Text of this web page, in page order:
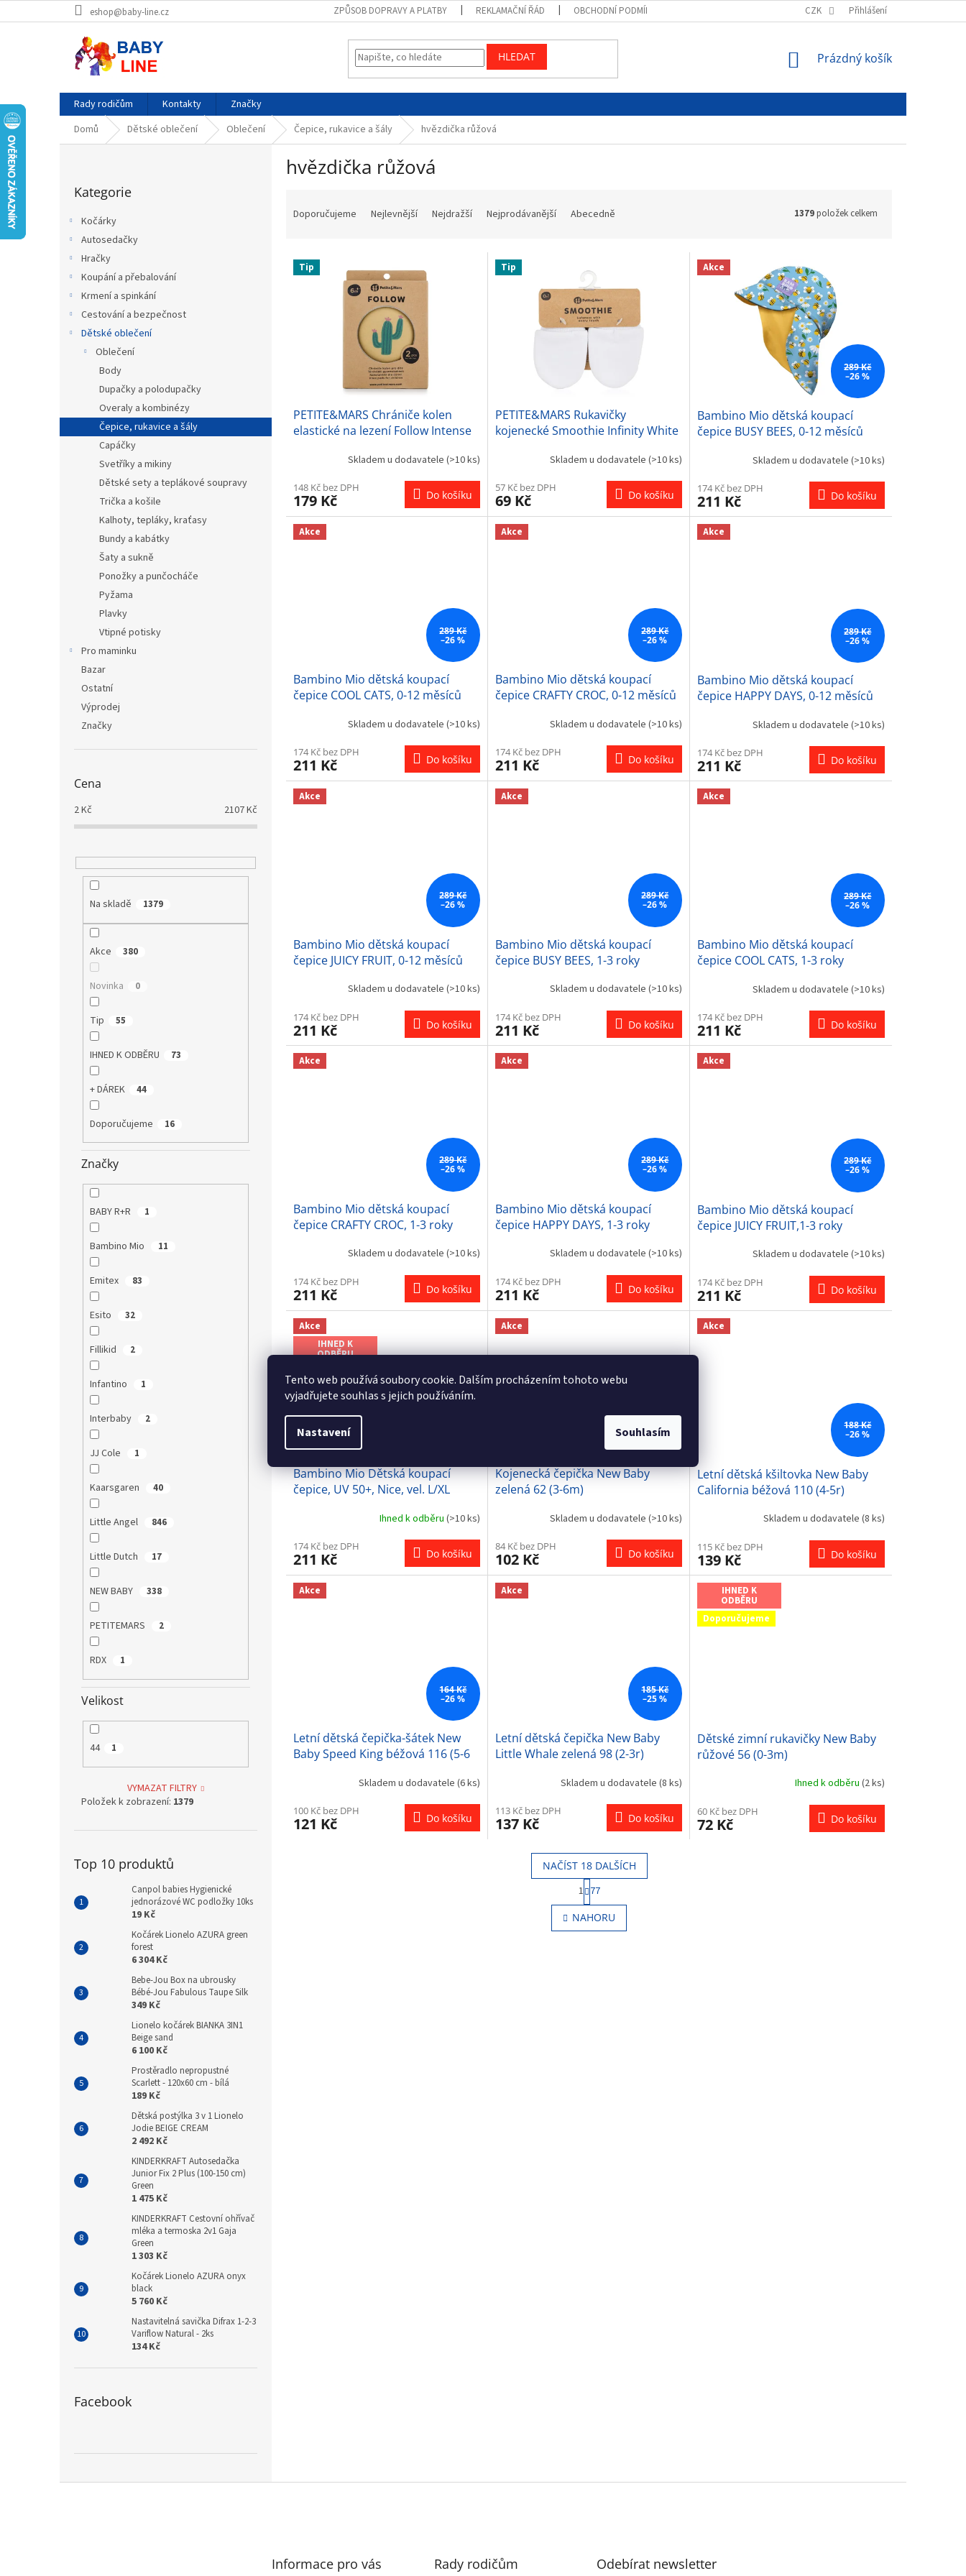
Tento web používá soubory cookie. Dalším procházením tohoto webu
vyjadřujete souhlas s jejich používáním.
Nastavení Souhlasím
na
eshop@baby-line.cz ZPŮSOB DOPRAVY A PLATBY REKLAMAČNÍ ŘÁD OBCHODNÍ PODMÍNKY PODMÍNKY OCHRANY OSOBNÍCH ÚDAJŮ
CZK Přihlášení
HLEDAT
NÁKUPNÍ
Prázdný košík
Rady rodičům Kontakty
Značky
Domů
Dětské oblečení Oblečení Čepice, rukavice a šály hvězdička růžová
kategorie
Kategorie
Kočárky
Autosedačky
Hračky
Koupání a přebalování
Krmení a spinkání
Cestování a bezpečnost
Dětské oblečení
Oblečení
Body
Dupačky a polodupačky
Overaly a kombinézy
Čepice, rukavice a šály
Capáčky
Svetříky a mikiny
Dětské sety a teplákové soupravy
Trička a košile
Kalhoty, tepláky, kraťasy
Bundy a kabátky
Šaty a sukně
Ponožky a punčocháče
Pyžama
Plavky
Vtipné potisky
Pro maminku
Bazar
Ostatní
Výprodej
Značky
Cena
2Kč 2107Kč
Na skladě 1379
Akce 380
Novinka 0
Tip 55
IHNED K ODBĚRU 73
+ DÁREK 44
Doporučujeme 16
Značky
BABY R+R 1
Bambino Mio 11
Emitex 83
Esito 32
Fillikid 2
Infantino 1
Interbaby 2
JJ Cole 1
Kaarsgaren 40
Little Angel 846
Little Dutch 17
NEW BABY 338
PETITEMARS 2
RDX 1
Velikost
44 1
VYMAZAT FILTRY
Položek k zobrazení: 1379
Top 10 produktů
Canpol babies Hygienické
jednorázové WC podložky 10ks
19 Kč
Kočárek Lionelo AZURA green
forest
6 304 Kč
Bebe-Jou Box na ubrousky
Bébé-Jou Fabulous Taupe Silk
349 Kč
Lionelo kočárek BIANKA 3IN1
Beige sand
6 100 Kč
Prostěradlo nepropustné
Scarlett - 120x60 cm - bílá
189 Kč
Dětská postýlka 3 v 1 Lionelo
Jodie BEIGE CREAM
2 492 Kč
KINDERKRAFT Autosedačka
Junior Fix 2 Plus (100-150 cm)
Green
1 475 Kč
KINDERKRAFT Cestovní ohřívač
mléka a termoska 2v1 Gaja
Green
1 303 Kč
Kočárek Lionelo AZURA onyx
black
5 760 Kč
Nastavitelná savička Difrax 1-2-3
Variflow Natural - 2ks
134 Kč
Facebook
hvězdička růžová
n
Doporučujeme Nejlevnější Nejdražší Nejprodávanější Abecedně 1379položek celkem
V Tip
PETITE&MARS Chrániče kolen
elastické na lezení Follow Intense
Skladem u dodavatele (>10 ks)
148 Kč bez DPH
179 Kč Do košíku
Tip
PETITE&MARS Rukavičky
kojenecké Smoothie Infinity White
Skladem u dodavatele (>10 ks)
57 Kč bez DPH
69 Kč Do košíku
Akce
289 Kč
–26 %
Bambino Mio dětská koupací
čepice BUSY BEES, 0-12 měsíců
Skladem u dodavatele (>10 ks)
174 Kč bez DPH
211 Kč Do košíku
Akce
289 Kč
–26 %
Bambino Mio dětská koupací
čepice COOL CATS, 0-12 měsíců
Skladem u dodavatele (>10 ks)
174 Kč bez DPH
211 Kč Do košíku
Akce
289 Kč
–26 %
Bambino Mio dětská koupací
čepice CRAFTY CROC, 0-12 měsíců
Skladem u dodavatele (>10 ks)
174 Kč bez DPH
211 Kč Do košíku
Akce
289 Kč
–26 %
Bambino Mio dětská koupací
čepice HAPPY DAYS, 0-12 měsíců
Skladem u dodavatele (>10 ks)
174 Kč bez DPH
211 Kč Do košíku
Akce
289 Kč
–26 %
Bambino Mio dětská koupací
čepice JUICY FRUIT, 0-12 měsíců
Skladem u dodavatele (>10 ks)
174 Kč bez DPH
211 Kč Do košíku
Akce
289 Kč
–26 %
Bambino Mio dětská koupací
čepice BUSY BEES, 1-3 roky
Skladem u dodavatele (>10 ks)
174 Kč bez DPH
211 Kč Do košíku
Akce
289 Kč
–26 %
Bambino Mio dětská koupací
čepice COOL CATS, 1-3 roky
Skladem u dodavatele (>10 ks)
174 Kč bez DPH
211 Kč Do košíku
Akce
289 Kč
–26 %
Bambino Mio dětská koupací
čepice CRAFTY CROC, 1-3 roky
Skladem u dodavatele (>10 ks)
174 Kč bez DPH
211 Kč Do košíku
Akce
289 Kč
–26 %
Bambino Mio dětská koupací
čepice HAPPY DAYS, 1-3 roky
Skladem u dodavatele (>10 ks)
174 Kč bez DPH
211 Kč Do košíku
Akce
289 Kč
–26 %
Bambino Mio dětská koupací
čepice JUICY FRUIT,1-3 roky
Skladem u dodavatele (>10 ks)
174 Kč bez DPH
211 Kč Do košíku
Akce
IHNED K
ODBĚRU
Bambino Mio Dětská koupací
čepice, UV 50+, Nice, vel. L/XL
Ihned k odběru (>10 ks)
174 Kč bez DPH
211 Kč Do košíku
Akce
138 Kč
–26 %
Kojenecká čepička New Baby
zelená 62 (3-6m)
Skladem u dodavatele (>10 ks)
84 Kč bez DPH
102 Kč Do košíku
Akce
188 Kč
–26 %
Letní dětská kšiltovka New Baby
California béžová 110 (4-5r)
Skladem u dodavatele (8 ks)
115 Kč bez DPH
139 Kč Do košíku
Akce
164 Kč
–26 %
Letní dětská čepička-šátek New
Baby Speed King béžová 116 (5-6
Skladem u dodavatele (6 ks)
100 Kč bez DPH
121 Kč Do košíku
Akce
185 Kč
–25 %
Letní dětská čepička New Baby
Little Whale zelená 98 (2-3r)
Skladem u dodavatele (8 ks)
113 Kč bez DPH
137 Kč Do košíku
IHNED K
ODBĚRU
Doporučujeme
Dětské zimní rukavičky New Baby
růžové 56 (0-3m)
Ihned k odběru (2 ks)
60 Kč bez DPH
72 Kč Do košíku
O
v
l
NAČÍST 18 DALŠÍCH
S
t
r
á
n
1 77
NAHORU
Informace pro vás Rady rodičům Odebírat newsletter